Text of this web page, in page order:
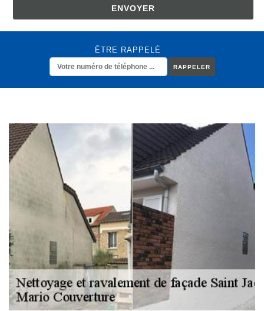
ÊTRE RAPPELÉ